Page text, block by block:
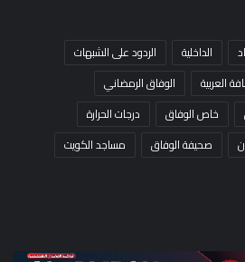
الداخلية
الردود على الشبهات
العربية
الوفاق الرمضاني
خاص الوفاق
درجات الحرارة
صحيفة الوفاق
مساجد الكويت